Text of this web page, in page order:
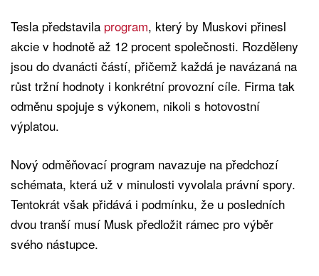
Tesla představila program, který by Muskovi přinesl
akcie v hodnotě až 12 procent společnosti. Rozděleny
jsou do dvanácti částí, přičemž každá je navázaná na
růst tržní hodnoty i konkrétní provozní cíle. Firma tak
odměnu spojuje s výkonem, nikoli s hotovostní
výplatou.
Nový odměňovací program navazuje na předchozí
schémata, která už v minulosti vyvolala právní spory.
Tentokrát však přidává i podmínku, že u posledních
dvou tranší musí Musk předložit rámec pro výběr
svého nástupce.